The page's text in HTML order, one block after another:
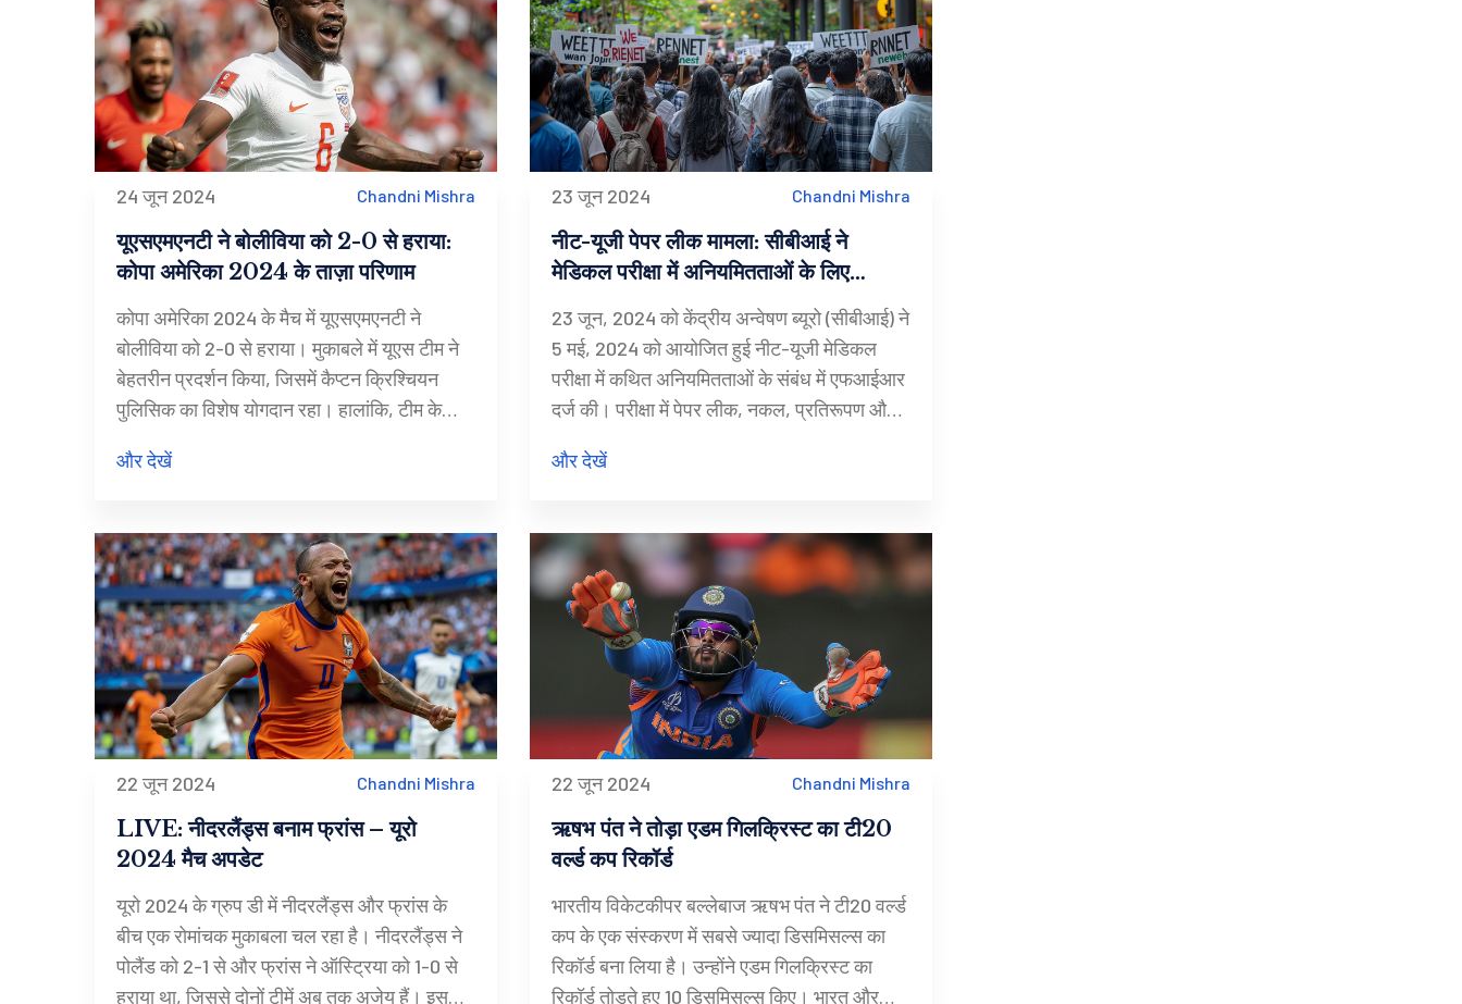
24 जून 2024 Chandni Mishra
यूएसएमएनटी ने बोलीविया को 2-0 से हराया:
कोपा अमेरिका 2024 के ताज़ा परिणाम
कोपा अमेरिका 2024 के मैच में यूएसएमएनटी ने
बोलीविया को 2-0 से हराया। मुकाबले में यूएस टीम ने
बेहतरीन प्रदर्शन किया, जिसमें कैप्टन क्रिश्चियन
पुलिसिक का विशेष योगदान रहा। हालांकि, टीम के
उठे। मैच में 47,873 दर्शकों की भीड़ ने टीम का
और देखें
23 जून 2024 Chandni Mishra
नीट-यूजी पेपर लीक मामला: सीबीआई ने
मेडिकल परीक्षा में अनियमितताओं के लिए
एफआईआर दर्ज की
23 जून, 2024 को केंद्रीय अन्वेषण ब्यूरो (सीबीआई) ने
5 मई, 2024 को आयोजित हुई नीट-यूजी मेडिकल
परीक्षा में कथित अनियमितताओं के संबंध में एफआईआर
दर्ज की। परीक्षा में पेपर लीक, नकल, प्रतिरूपण और
राष्ट्रीय परीक्षण एजेंसी (NTA) की जांच के लिए एक
और देखें
22 जून 2024 Chandni Mishra
LIVE: नीदरलैंड्स बनाम फ्रांस – यूरो
2024 मैच अपडेट
यूरो 2024 के ग्रुप डी में नीदरलैंड्स और फ्रांस के
बीच एक रोमांचक मुकाबला चल रहा है। नीदरलैंड्स ने
पोलैंड को 2-1 से और फ्रांस ने ऑस्ट्रिया को 1-0 से
हराया था, जिससे दोनों टीमें अब तक अजेय हैं। इस
22 जून 2024 Chandni Mishra
ऋषभ पंत ने तोड़ा एडम गिलक्रिस्ट का टी20
वर्ल्ड कप रिकॉर्ड
भारतीय विकेटकीपर बल्लेबाज ऋषभ पंत ने टी20 वर्ल्ड
कप के एक संस्करण में सबसे ज्यादा डिसमिसल्स का
रिकॉर्ड बना लिया है। उन्होंने एडम गिलक्रिस्ट का
रिकॉर्ड तोड़ते हुए 10 डिसमिसल्स किए। भारत और